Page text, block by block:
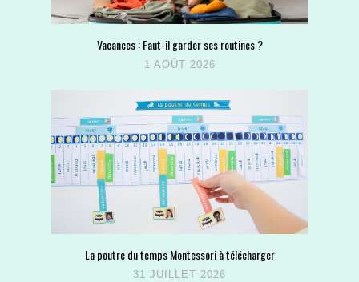
Vacances : Faut-il garder ses routines ?
1 AOÛT 2026
La poutre du temps Montessori à télécharger
31 JUILLET 2026